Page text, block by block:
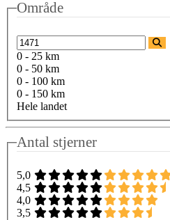
Område
0 - 25 km
0 - 50 km
0 - 100 km
0 - 150 km
Hele landet
Antal stjerner
5,0
4,5
4,0
3,5